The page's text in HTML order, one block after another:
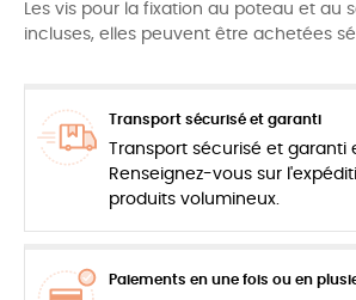
Les vis pour la fixation au poteau et au
incluses, elles peuvent être achetées
Transport sécurisé et garanti
Transport sécurisé et garanti
Renseignez-vous sur
produits volumineux.
Paiements en une fois ou en